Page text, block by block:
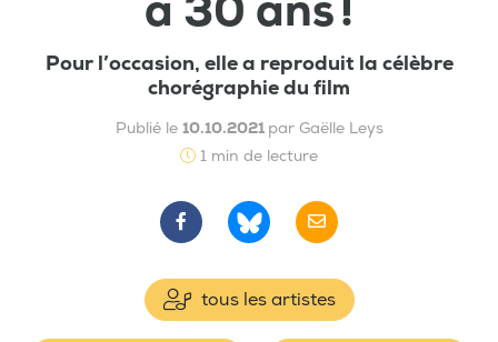
a 30 ans !
Pour l’occasion, elle a reproduit la célèbre
chorégraphie du film
Publié le 10.10.2021 par Gaëlle Leys
1 min de lecture
tous les artistes